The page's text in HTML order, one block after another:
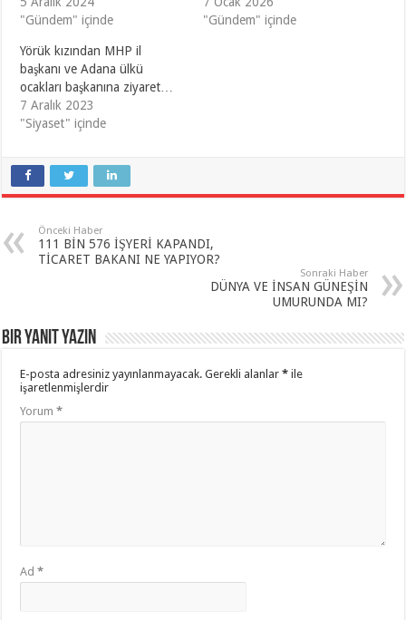
"Gündem" içinde
"Gündem" içinde
Yörük kızından MHP il
başkanı ve Adana ülkü
ocakları başkanına ziyaret…
7 Aralık 2023
"Siyaset" içinde
Önceki Haber
111 BİN 576 İŞYERİ KAPANDI,
TİCARET BAKANI NE YAPIYOR?
Sonraki Haber
DÜNYA VE İNSAN GÜNEŞİN
UMURUNDA MI?
Bir yanıt yazın
E-posta adresiniz yayınlanmayacak. Gerekli alanlar* ile
işaretlenmişlerdir
Yorum*
Ad*